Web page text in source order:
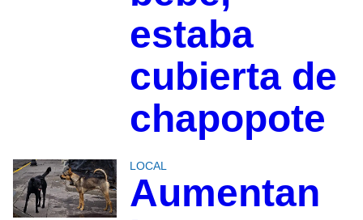
estaba
cubierta de
chapopote
LOCAL
Aumentan